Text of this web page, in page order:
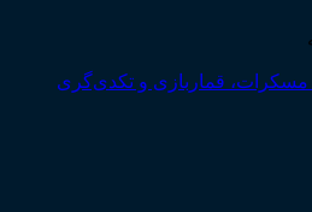
مسکرات، قماربازی و تکدی‌گری